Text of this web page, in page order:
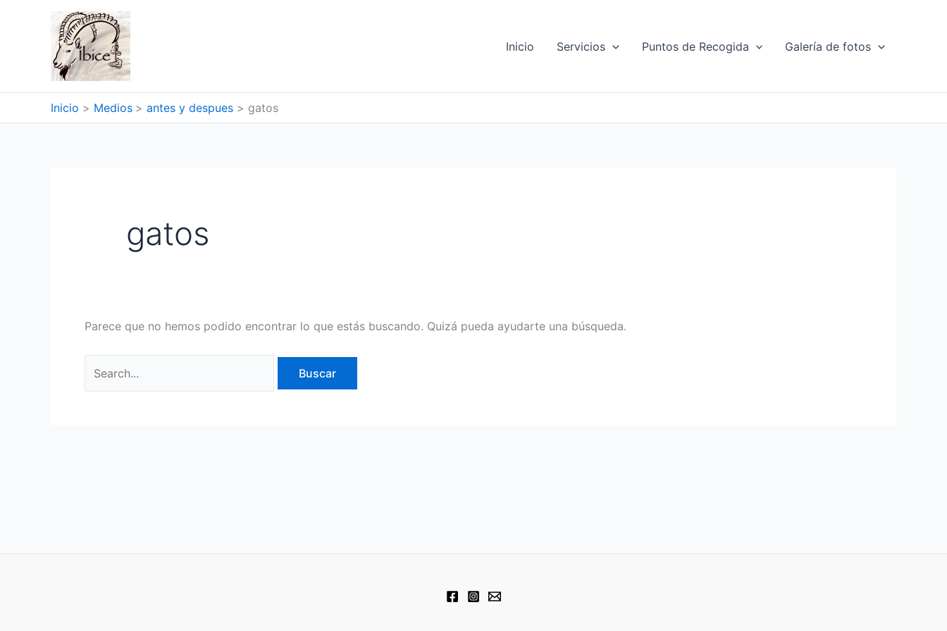
Inicio Servicios Puntos de Recogida Galería de fotos
Inicio Medios antes y despues gatos
gatos
Parece que no hemos podido encontrar lo que estás buscando. Quizá pueda ayudarte una búsqueda.
por: